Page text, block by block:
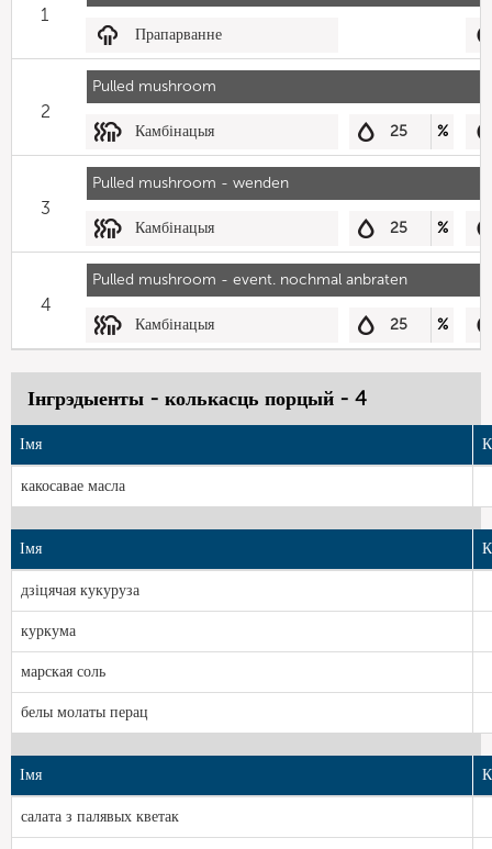
1
Прапарванне
Pulled mushroom
2
Камбінацыя 25 %
Pulled mushroom - wenden
3
Камбінацыя 25 %
Pulled mushroom - event. nochmal anbraten
4
Камбінацыя 25 %
Інгрэдыенты - колькасць порцый - 4
Імя
какосавае масла
Імя
дзіцячая кукуруза
куркума
марская соль
белы молаты перац
Імя
салата з палявых кветак